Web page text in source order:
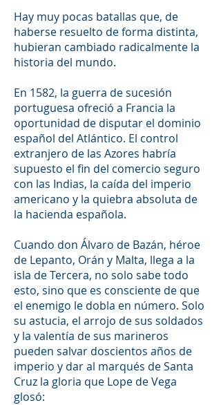
Hay muy pocas batallas que, de
haberse resuelto de forma distinta,
hubieran cambiado radicalmente la
historia del mundo.
En 1582, la guerra de sucesión
portuguesa ofreció a Francia la
oportunidad de disputar el dominio
español del Atlántico. El control
extranjero de las Azores habría
supuesto el fin del comercio seguro
con las Indias, la caída del imperio
americano y la quiebra absoluta de
la hacienda española.
Cuando don Álvaro de Bazán, héroe
de Lepanto, Orán y Malta, llega a la
isla de Tercera, no solo sabe todo
esto, sino que es consciente de que
el enemigo le dobla en número. Solo
su astucia, el arrojo de sus soldados
y la valentía de sus marineros
pueden salvar doscientos años de
imperio y dar al marqués de Santa
Cruz la gloria que Lope de Vega
glosó: